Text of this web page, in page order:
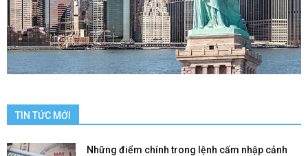
TIN TỨC MỚI
Những điểm chính trong lệnh cấm nhập cảnh